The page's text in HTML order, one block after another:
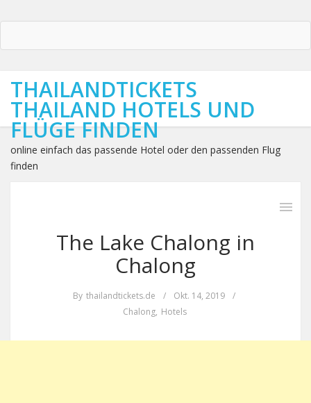
THAILANDTICKETS
THAILAND HOTELS UND
FLÜGE FINDEN
online einfach das passende Hotel oder den passenden Flug
finden
The Lake Chalong in
Chalong
By thailandtickets.de / Okt. 14, 2019
/
Chalong, Hotels